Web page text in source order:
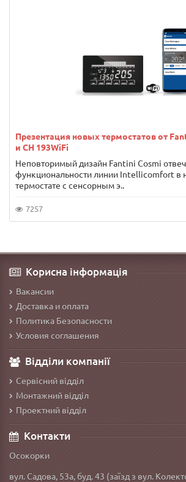
Презентация новых термостатов от
и CH 193WiFi
Неповторимый дизайн Fantini Cosmi
функциональности линии Intellicomfort в
термостате с сенсорным э..
7257
Корисна інформація
Вакансии
Доставка и оплата
Политика Безопасности
Условия соглашения
Відділи компанії
Сервісний відділ
Монтажний відділ
Проектний відділ
Контакти
Осокорки
вул. Садова, 53а, буд. 43 (заїзд з вул.